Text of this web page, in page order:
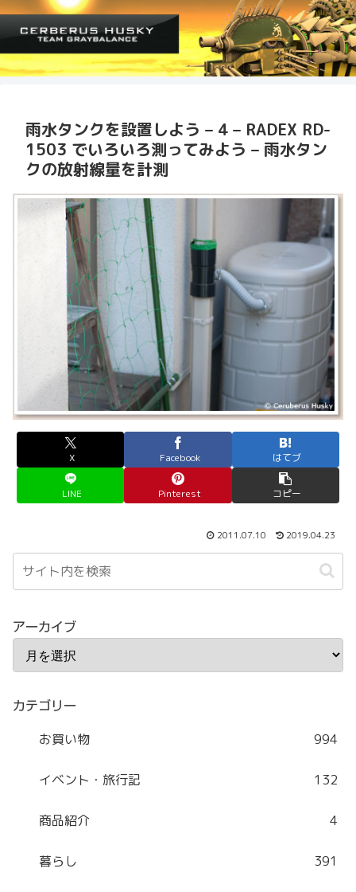
雨水タンクを設置しよう – 4 – RADEX RD-
1503 でいろいろ測ってみよう – 雨水タン
クの放射線量を計測
X Facebook はてブ
LINE Pinterest コピー
2011.07.10 2019.04.23
アーカイブ
カテゴリー
お買い物 994
イベント・旅行記 132
商品紹介 4
暮らし 391